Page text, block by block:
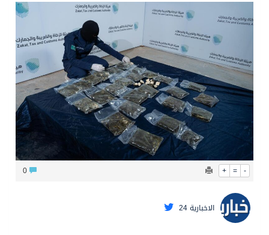
الهيئة العامة للأمن الغذائي تكثف جهودها للحد من الفقد والهدر الغذائي خلال موسم حج 1447هـ
محافظ عفيف يؤدي صلاة عيد الأضحى
+ = -
الاخبارية 24